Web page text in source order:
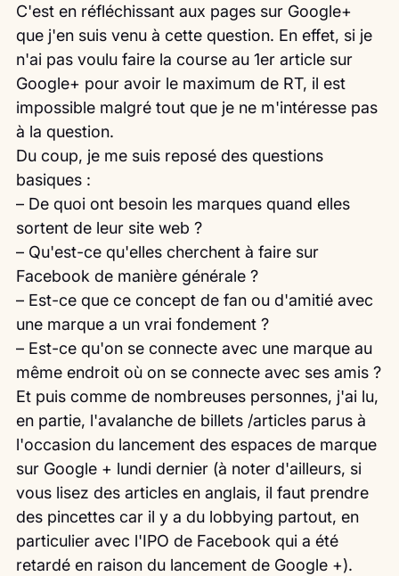
C'est en réfléchissant aux pages sur Google+
que j'en suis venu à cette question. En effet, si je
n'ai pas voulu faire la course au 1er article sur
Google+ pour avoir le maximum de RT, il est
impossible malgré tout que je ne m'intéresse pas
à la question.
Du coup, je me suis reposé des questions
basiques :
– De quoi ont besoin les marques quand elles
sortent de leur site web ?
– Qu'est-ce qu'elles cherchent à faire sur
Facebook de manière générale ?
– Est-ce que ce concept de fan ou d'amitié avec
une marque a un vrai fondement ?
– Est-ce qu'on se connecte avec une marque au
même endroit où on se connecte avec ses amis ?
Et puis comme de nombreuses personnes, j'ai lu,
en partie, l'avalanche de billets /articles parus à
l'occasion du lancement des espaces de marque
sur Google + lundi dernier (à noter d'ailleurs, si
vous lisez des articles en anglais, il faut prendre
des pincettes car il y a du lobbying partout, en
particulier avec l'IPO de Facebook qui a été
retardé en raison du lancement de Google +).